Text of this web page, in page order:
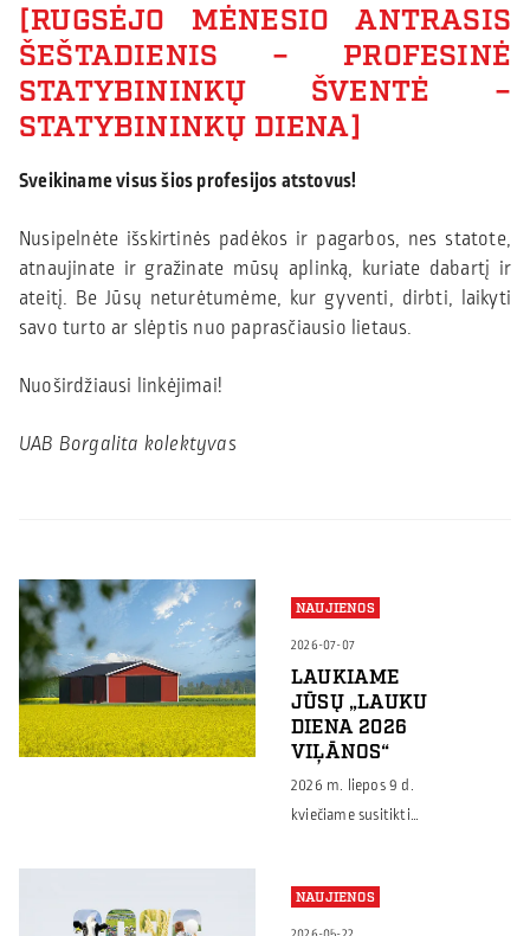
RUGSĖJO MĖNESIO ANTRASIS
ŠEŠTADIENIS – PROFESINĖ
STATYBININKŲ ŠVENTĖ –
STATYBININKŲ DIENA
Sveikiname visus šios profesijos atstovus!
Nusipelnėte išskirtinės padėkos ir pagarbos, nes statote,
atnaujinate ir gražinate mūsų aplinką, kuriate dabartį ir
ateitį. Be Jūsų neturėtumėme, kur gyventi, dirbti, laikyti
savo turto ar slėptis nuo paprasčiausio lietaus.
Nuoširdžiausi linkėjimai!
UAB Borgalita kolektyvas
NAUJIENOS
2026-07-07
LAUKIAME
JŪSŲ „LAUKU
DIENA 2026
VIĻĀNOS“
2026 m. liepos 9 d.
kviečiame susitikti
renginyje, kuriame
NAUJIENOS